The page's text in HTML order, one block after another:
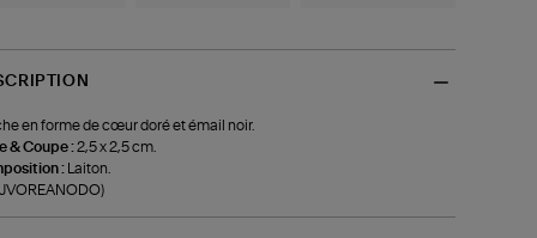
en forme de cœur doré et émail noir.
& Coupe :2,5 x 2,5 cm.
:
Laiton.